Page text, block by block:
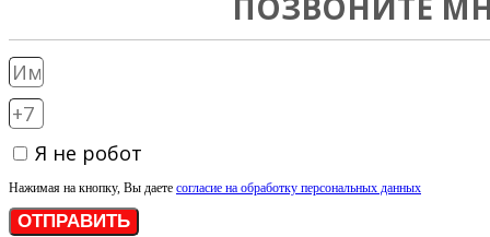
Я не робот
Нажимая на кнопку, Вы даете согласие на обработку персональных данных
ОТПРАВИТЬ